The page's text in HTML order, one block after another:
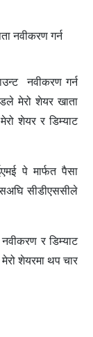
नवीकरण गर्न
मेरो शेयर खाता
शेयर र डिम्याट
पे मार्फत पैसा
सीडीएससीले
र डिम्याट
शेयरमा थप चार